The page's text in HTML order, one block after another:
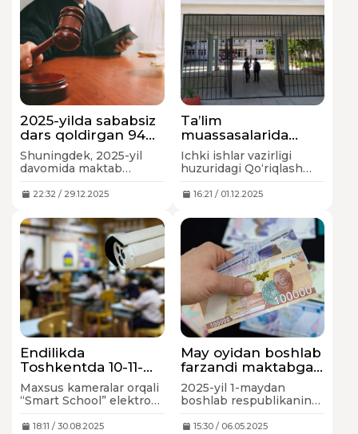
2025-yilda sababsiz
dars qoldirgan 94
738 nafar
o‘quvchining ota-
solindi
Shuningdek, 2025-yil
davomida maktab
faollari hamda ispektor-
birgalikda 265 ming
nafardan ortiq o‘quvchi
va ularning ota-onalari
bilan suhbat o‘tkazildi.
22:32 / 29.12.2025
Ta’lim
muassasalarida
qo‘riqlash-
qorovullik faoliyati
tartibga solinadi
Ichki ishlar vazirligi
huzuridagi Qo‘riqlash
tomonidan shartnoma
muassasalariga
qo‘riqlash
signalizatsiyalari,
tashvish tugmalari,
videokuzatuv
moslamalari o‘rnatiladi
va ularga texnik
xizmatlar ko‘rsatiladi.
16:21 / 01.12.2025
Endilikda
Toshkentda 10-11-
sinf o‘quvchilar
davomati kamera
qilinadi
Maxsus kameralar orqali
“Smart School” elektron
orqali yuqori sinf
18:11 / 30.08.2025
May oyidan boshlab
farzandi maktabga
bormaydigan
oilalarning “bola
puli” miqdori
kamaytiriladi
2025-yil 1-maydan
boshlab respublikaning
kambag‘al oilalarga
15:30 / 06.05.2025